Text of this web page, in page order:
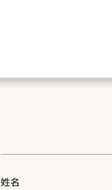
姓名